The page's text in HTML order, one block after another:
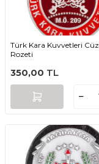
Türk Kara Kuvvetleri
Rozeti
350,00 TL